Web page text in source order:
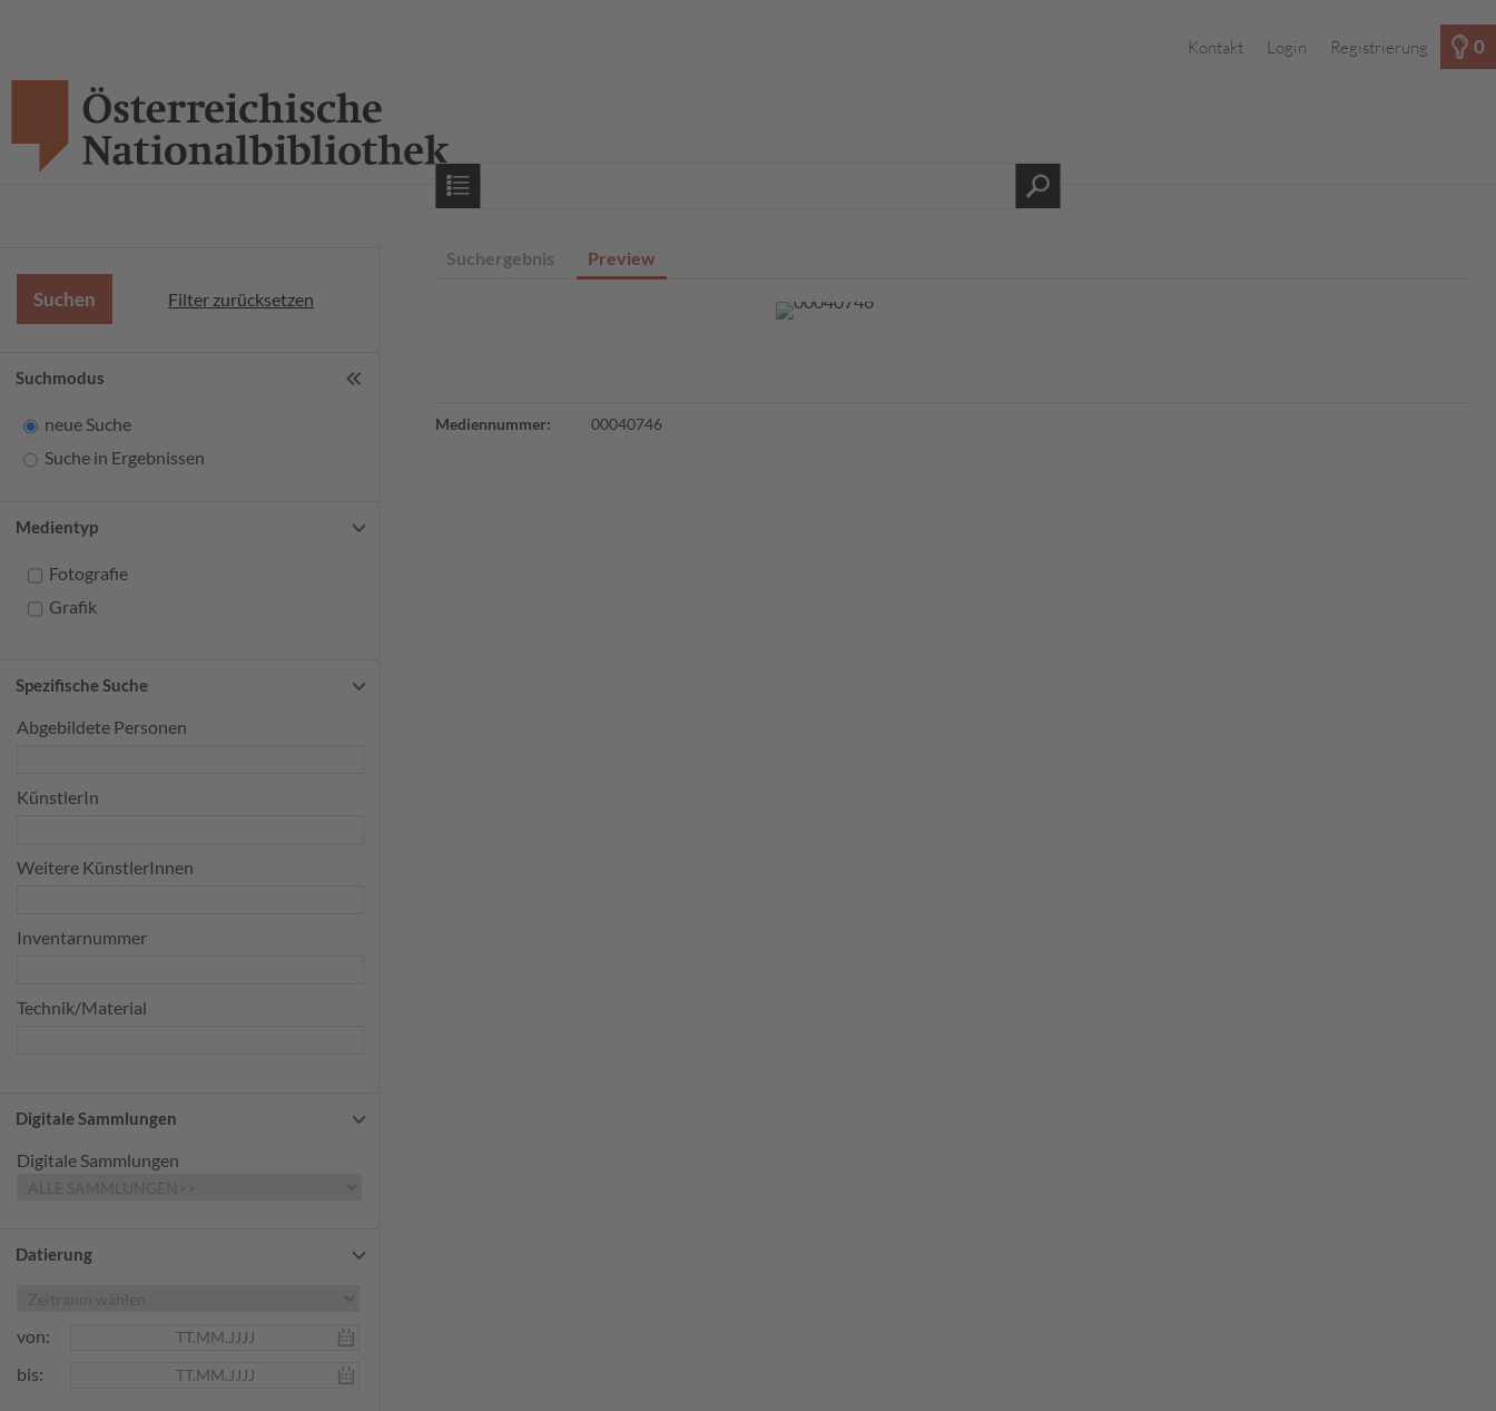
0
Kontakt Login Registrierung
Startseite
Filter zurücksetzen
Suchmodus
neue Suche
Suche in Ergebnissen
Medientyp
Fotografie
Grafik
Spezifische Suche
Abgebildete Personen
KünstlerIn
Weitere KünstlerInnen
Inventarnummer
Technik/Material
Digitale Sammlungen
Digitale Sammlungen
Datierung
von:
bis:
Suchergebnis Preview
Mediennummer: 00040746